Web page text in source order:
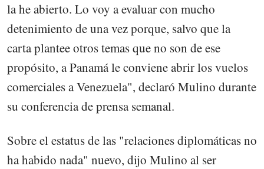
la he abierto. Lo voy a evaluar con mucho
detenimiento de una vez porque, salvo que la
carta plantee otros temas que no son de ese
propósito, a Panamá le conviene abrir los vuelos
comerciales a Venezuela", declaró Mulino durante
su conferencia de prensa semanal.
Sobre el estatus de las "relaciones diplomáticas no
ha habido nada" nuevo, dijo Mulino al ser